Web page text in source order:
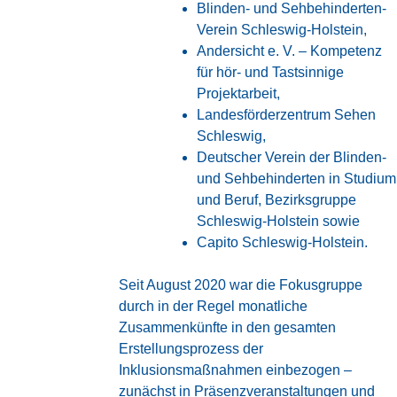
Blinden- und Sehbehinderten-
Verein Schleswig-Holstein,
Andersicht e. V. – Kompetenz
für hör- und Tastsinnige
Projektarbeit,
Landesförderzentrum Sehen
Schleswig,
Deutscher Verein der Blinden-
und Sehbehinderten in Studium
und Beruf, Bezirksgruppe
Schleswig-Holstein sowie
Capito Schleswig-Holstein.
Seit August 2020 war die Fokusgruppe
durch in der Regel monatliche
Zusammenkünfte in den gesamten
Erstellungsprozess der
Inklusionsmaßnahmen einbezogen –
zunächst in Präsenzveranstaltungen und